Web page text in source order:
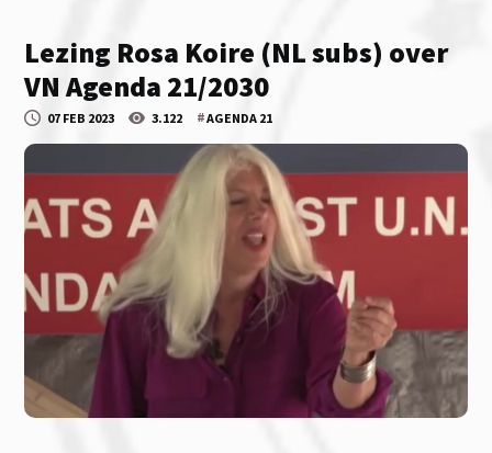
Lezing Rosa Koire (NL subs) over
VN Agenda 21/2030
07 FEB 2023 3.122 #AGENDA 21